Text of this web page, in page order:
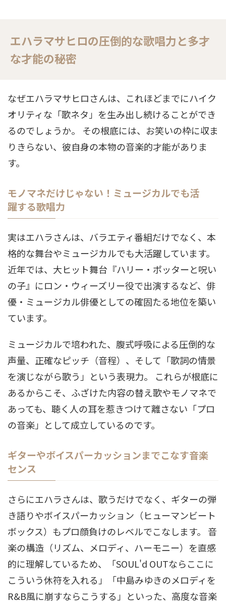
エハラマサヒロの圧倒的な歌唱力と多才
な才能の秘密
なぜエハラマサヒロさんは、これほどまでにハイク
オリティな「歌ネタ」を生み出し続けることができ
るのでしょうか。 その根底には、お笑いの枠に収ま
りきらない、彼自身の本物の音楽的才能がありま
す。
モノマネだけじゃない！ミュージカルでも活
躍する歌唱力
実はエハラさんは、バラエティ番組だけでなく、本
格的な舞台やミュージカルでも大活躍しています。
近年では、大ヒット舞台『ハリー・ポッターと呪い
の子』にロン・ウィーズリー役で出演するなど、俳
優・ミュージカル俳優としての確固たる地位を築い
ています。
ミュージカルで培われた、腹式呼吸による圧倒的な
声量、正確なピッチ（音程）、そして「歌詞の情景
を演じながら歌う」という表現力。 これらが根底に
あるからこそ、ふざけた内容の替え歌やモノマネで
あっても、聴く人の耳を惹きつけて離さない「プロ
の音楽」として成立しているのです。
ギターやボイスパーカッションまでこなす音楽
センス
さらにエハラさんは、歌うだけでなく、ギターの弾
き語りやボイスパーカッション（ヒューマンビート
ボックス）もプロ顔負けのレベルでこなします。 音
楽の構造（リズム、メロディ、ハーモニー）を直感
的に理解しているため、「SOUL'd OUTならここに
こういう休符を入れる」「中島みゆきのメロディを
R&B風に崩すならこうする」といった、高度な音楽